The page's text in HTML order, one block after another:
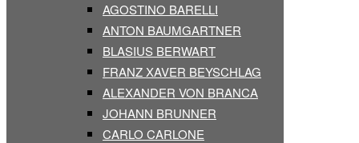
AGOSTINO BARELLI
ANTON BAUMGARTNER
BLASIUS BERWART
FRANZ XAVER BEYSCHLAG
ALEXANDER VON BRANCA
JOHANN BRUNNER
CARLO CARLONE